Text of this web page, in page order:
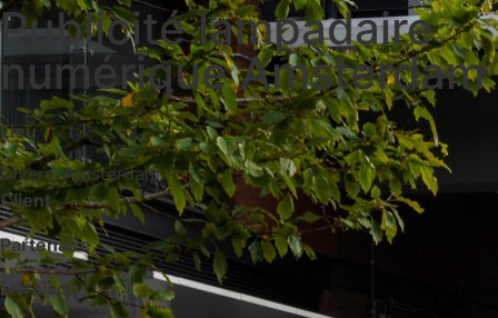
Publicité lampadaire
numérique Amsterdam
Lieu
Divers, Amsterdam
Client
Partenaire
Livraison